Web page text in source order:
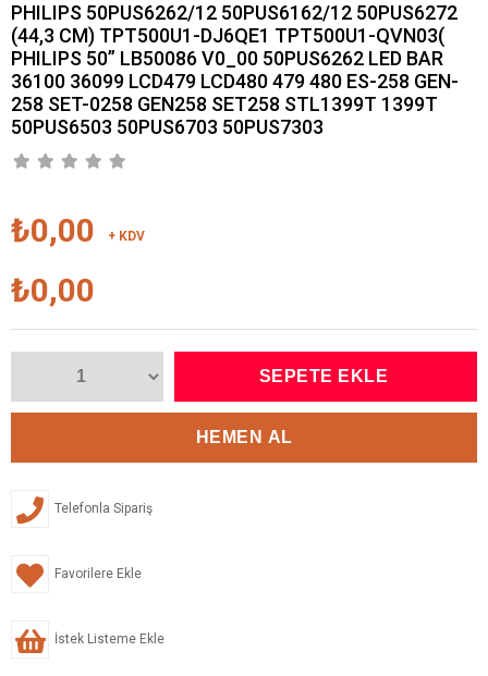
PHILIPS 50PUS6262/12 50PUS6162/12 50PUS6272
(44,3 CM) TPT500U1-DJ6QE1 TPT500U1-QVN03(
PHILIPS 50” LB50086 V0_00 50PUS6262 LED BAR
36100 36099 LCD479 LCD480 479 480 ES-258 GEN-
258 SET-0258 GEN258 SET258 STL1399T 1399T
50PUS6503 50PUS6703 50PUS7303
₺0,00 + KDV
₺0,00
Telefonla Sipariş
Favorilere Ekle
İstek Listeme Ekle